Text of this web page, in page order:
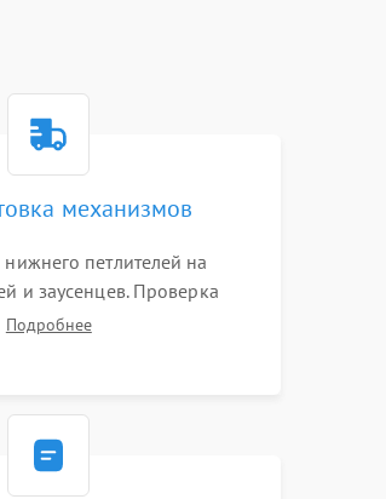
механизмов
петлителей на
и заусенцев. Проверка
ножей, состояния
Подробнее